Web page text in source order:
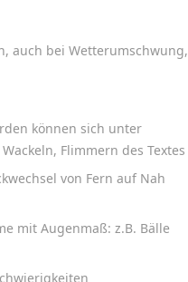
auch bei Wetterumschwung,
können sich unter
Flimmern des Textes
von Fern auf Nah
mit Augenmaß: z.B. Bälle